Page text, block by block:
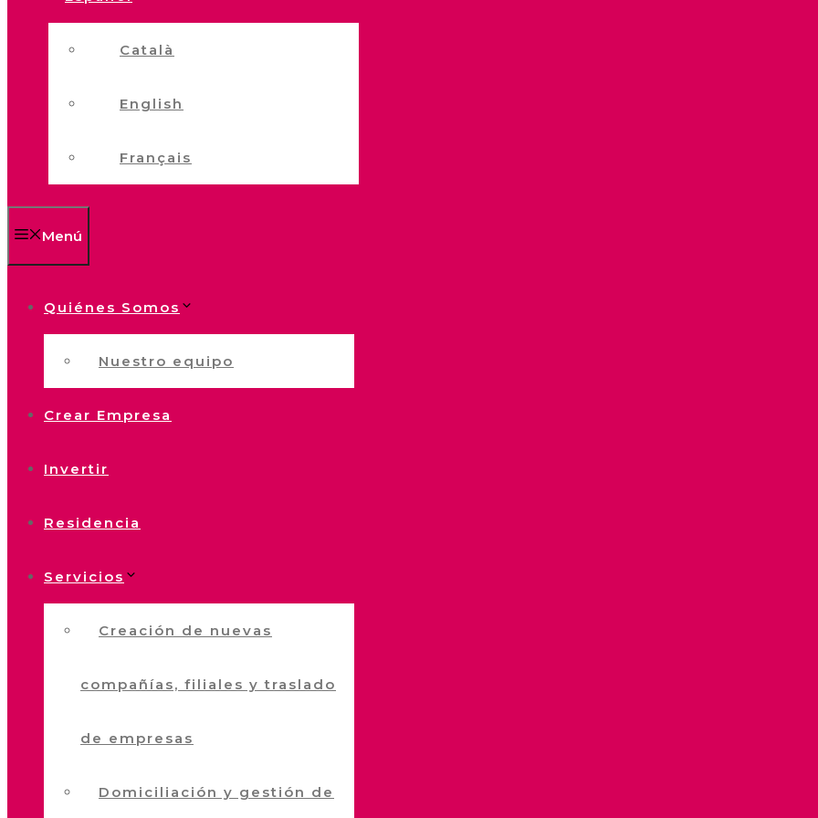
Català
English
Français
Menú
Quiénes Somos
Nuestro equipo
Crear Empresa
Invertir
Residencia
Servicios
Creación de nuevas
compañías, filiales y traslado
de empresas
Domiciliación y gestión de